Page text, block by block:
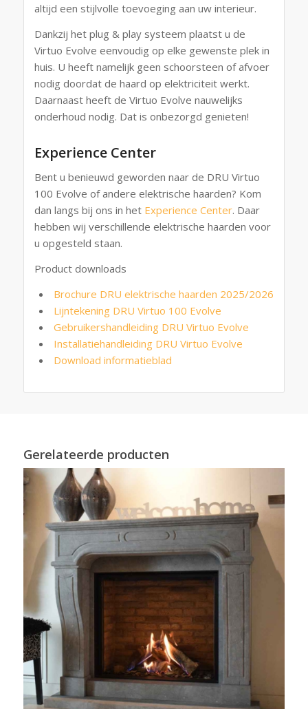
altijd een stijlvolle toevoeging aan uw interieur.
Dankzij het plug & play systeem plaatst u de
Virtuo Evolve eenvoudig op elke gewenste plek in
huis. U heeft namelijk geen schoorsteen of afvoer
nodig doordat de haard op elektriciteit werkt.
Daarnaast heeft de Virtuo Evolve nauwelijks
onderhoud nodig. Dat is onbezorgd genieten!
Experience Center
Bent u benieuwd geworden naar de DRU Virtuo
100 Evolve of andere elektrische haarden? Kom
dan langs bij ons in het Experience Center. Daar
hebben wij verschillende elektrische haarden voor
u opgesteld staan.
Product downloads
Brochure DRU elektrische haarden 2025/2026
Lijntekening DRU Virtuo 100 Evolve
Gebruikershandleiding DRU Virtuo Evolve
Installatiehandleiding DRU Virtuo Evolve
Download informatieblad
Gerelateerde producten